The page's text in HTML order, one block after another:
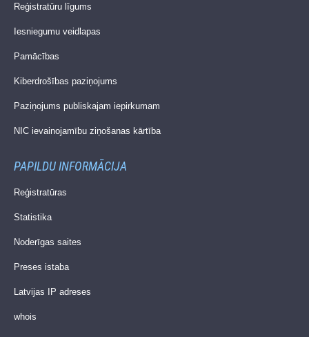
Reģistratūru līgums
Iesniegumu veidlapas
Pamācības
Kiberdrošības paziņojums
Paziņojums publiskajam iepirkumam
NIC ievainojamību ziņošanas kārtība
PAPILDU INFORMĀCIJA
Reģistratūras
Statistika
Noderīgas saites
Preses istaba
Latvijas IP adreses
whois